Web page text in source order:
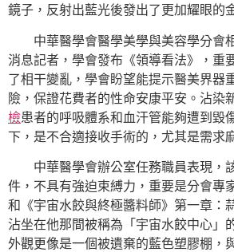
鏡子，反射出藍光後發出了更加耀眼的
中華醫學會醫學美學與美容學分會
消息記者，學會發布《領導看法》，重
了相干變亂，學會盼望能提示醫美界器
險，保證花費者的性命安康平安。沾染
檢患者的呼吸體系和血汗管能夠遭到毀
下，是不合適接收手術的，尤其是需求
中華醫學會辦公室任務職員表現，
件，不具有強迫束縛力，重要是分會專
和《宇宙水餃與終極醬料師》第一章：
沾坐在他那間被稱為「宇宙水餃中心」
外觀更像是一個被遺棄的藍色塑膠棚，